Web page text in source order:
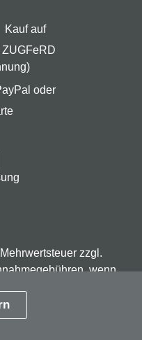
Kauf auf
oder
zzgl.
wenn